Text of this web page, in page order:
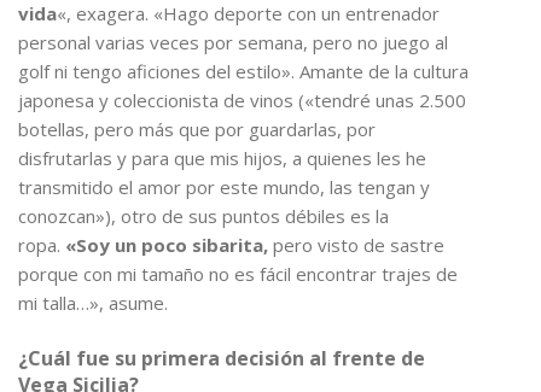
vida«, exagera. «Hago deporte con un entrenador
personal varias veces por semana, pero no juego al
golf ni tengo aficiones del estilo». Amante de la cultura
japonesa y coleccionista de vinos («tendré unas 2.500
botellas, pero más que por guardarlas, por
disfrutarlas y para que mis hijos, a quienes les he
transmitido el amor por este mundo, las tengan y
conozcan»), otro de sus puntos débiles es la
ropa. «Soy un poco sibarita, pero visto de sastre
porque con mi tamaño no es fácil encontrar trajes de
mi talla…», asume.
¿Cuál fue su primera decisión al frente de
Vega Sicilia?